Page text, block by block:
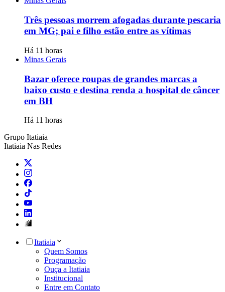
Três pessoas morrem afogadas durante pescaria
em MG; pai e filho estão entre as vítimas
Há 11 horas
Minas Gerais
Bazar oferece roupas de grandes marcas a
baixo custo e destina renda a hospital de câncer
em BH
Há 11 horas
Grupo Itatiaia
Itatiaia Nas Redes
Itatiaia
Quem Somos
Programação
Ouça a Itatiaia
Institucional
Entre em Contato